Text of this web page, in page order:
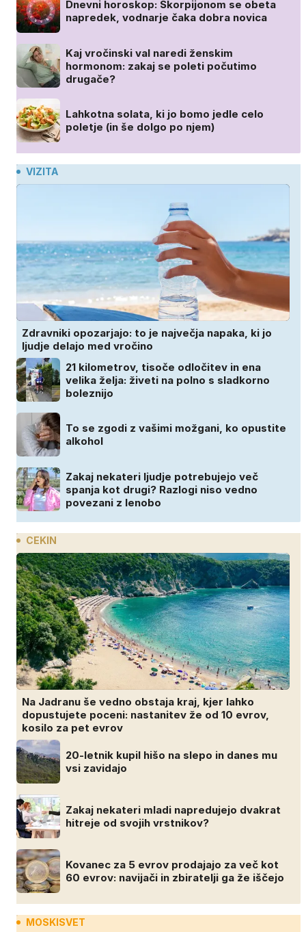
Dnevni horoskop: Škorpijonom se obeta
napredek, vodnarje čaka dobra novica
Kaj vročinski val naredi ženskim
hormonom: zakaj se poleti počutimo
drugače?
Lahkotna solata, ki jo bomo jedle celo
poletje (in še dolgo po njem)
VIZITA
Zdravniki opozarjajo: to je največja napaka, ki jo
ljudje delajo med vročino
21 kilometrov, tisoče odločitev in ena
velika želja: živeti na polno s sladkorno
boleznijo
To se zgodi z vašimi možgani, ko opustite
alkohol
Zakaj nekateri ljudje potrebujejo več
spanja kot drugi? Razlogi niso vedno
povezani z lenobo
CEKIN
Na Jadranu še vedno obstaja kraj, kjer lahko
dopustujete poceni: nastanitev že od 10 evrov,
kosilo za pet evrov
20-letnik kupil hišo na slepo in danes mu
vsi zavidajo
Zakaj nekateri mladi napredujejo dvakrat
hitreje od svojih vrstnikov?
Kovanec za 5 evrov prodajajo za več kot
60 evrov: navijači in zbiratelji ga že iščejo
MOSKISVET